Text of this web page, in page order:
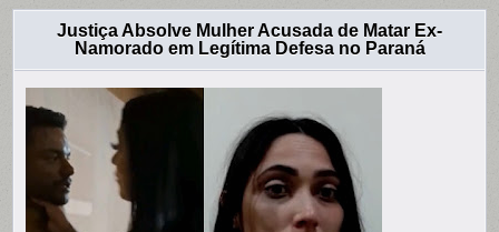
Justiça Absolve Mulher Acusada de Matar Ex-
Namorado em Legítima Defesa no Paraná